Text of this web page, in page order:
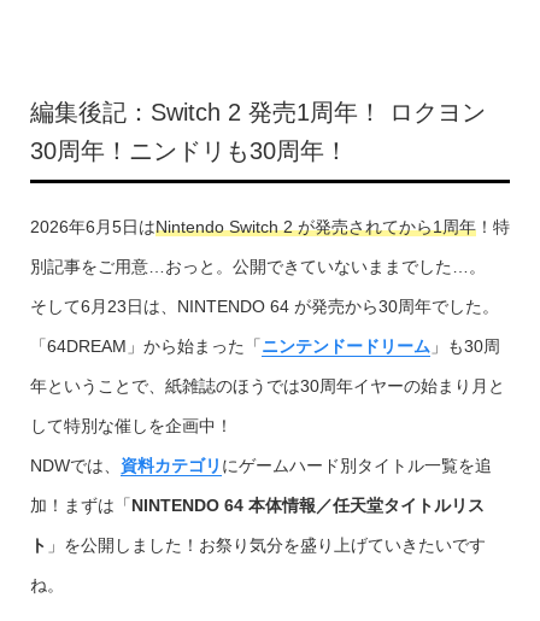
編集後記：Switch 2 発売1周年！ ロクヨン
30周年！ニンドリも30周年！
2026年6月5日はNintendo Switch 2 が発売されてから1周年！特
別記事をご用意…おっと。公開できていないままでした…。
そして6月23日は、NINTENDO 64 が発売から30周年でした。
「64DREAM」から始まった「ニンテンドードリーム 」も30周
年ということで、紙雑誌のほうでは30周年イヤーの始まり月と
して特別な催しを企画中！
NDWでは、 資料カテゴリ にゲームハード別タイトル一覧を追
加！まずは「NINTENDO 64 本体情報／任天堂タイトルリス
ト 」を公開しました！お祭り気分を盛り上げていきたいです
ね。